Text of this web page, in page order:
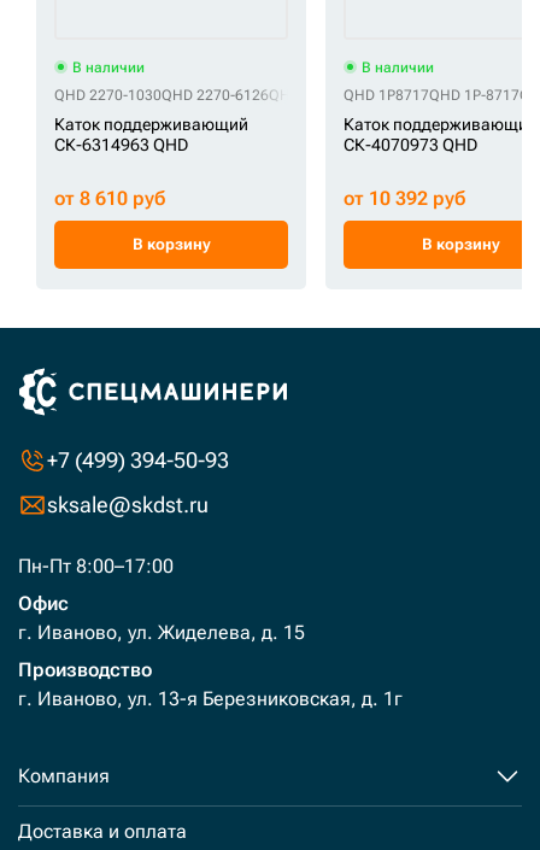
В наличии
QHD 2270-1030QHD 2270-6126QHD 2270-6126A QHD 2270-6126CQHD
Каток поддерживающий
СК-6314963 QHD
от 8 610 руб
В корзину
В наличии
QHD 1P8717QHD 1P-8717
Каток поддерживающий
СК-4070973 QHD
от 10 392 руб
В корзину
+7 (499) 394-50-93
sksale@skdst.ru
Пн-Пт 8:00–17:00
Офис
г. Иваново, ул. Жиделева, д. 15
Производство
г. Иваново, ул. 13-я Березниковская, д. 1г
Компания
Доставка и оплата